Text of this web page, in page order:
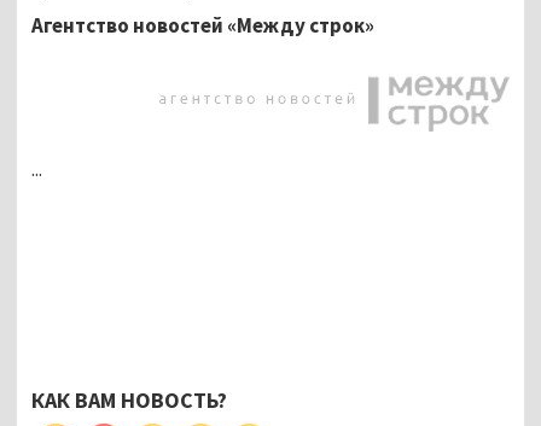
Агентство новостей «Между строк»
...
КАК ВАМ НОВОСТЬ?